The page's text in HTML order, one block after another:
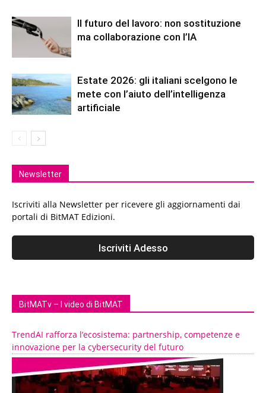
Il futuro del lavoro: non sostituzione
ma collaborazione con l’IA
Estate 2026: gli italiani scelgono le
mete con l’aiuto dell’intelligenza
artificiale
Newsletter
Iscriviti alla Newsletter per ricevere gli aggiornamenti dai
portali di BitMAT Edizioni.
BitMATv – I video di BitMAT
TrendAI rafforza l’ecosistema: partnership, competenze e
innovazione per la cybersecurity del futuro